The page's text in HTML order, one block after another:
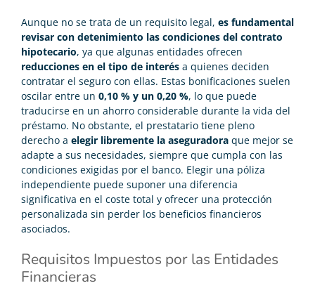
Aunque no se trata de un requisito legal, es fundamental
revisar con detenimiento las condiciones del contrato
hipotecario, ya que algunas entidades ofrecen
reducciones en el tipo de interés a quienes deciden
contratar el seguro con ellas. Estas bonificaciones suelen
oscilar entre un 0,10 % y un 0,20 %, lo que puede
traducirse en un ahorro considerable durante la vida del
préstamo. No obstante, el prestatario tiene pleno
derecho a elegir libremente la aseguradora que mejor se
adapte a sus necesidades, siempre que cumpla con las
condiciones exigidas por el banco. Elegir una póliza
independiente puede suponer una diferencia
significativa en el coste total y ofrecer una protección
personalizada sin perder los beneficios financieros
asociados.
Requisitos Impuestos por las Entidades
Financieras